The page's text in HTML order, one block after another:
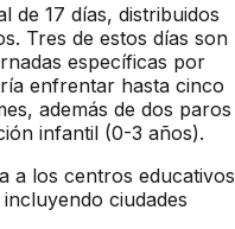
de 17 días, distribuidos
Tres de estos días son
específicas por
enfrentar hasta cinco
además de dos paros
infantil (0-3 años).
a los centros educativos
ciudades